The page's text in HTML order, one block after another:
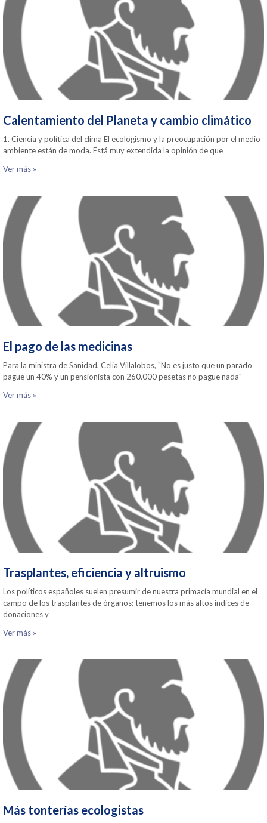
Calentamiento del Planeta y cambio climático
1. Ciencia y política del clima El ecologismo y la preocupación por el medio
ambiente están de moda. Está muy extendida la opinión de que
Ver más »
El pago de las medicinas
Para la ministra de Sanidad, Celia Villalobos, "No es justo que un parado
pague un 40% y un pensionista con 260.000 pesetas no pague nada"
Ver más »
Trasplantes, eficiencia y altruismo
Los políticos españoles suelen presumir de nuestra primacía mundial en el
campo de los trasplantes de órganos: tenemos los más altos índices de
donaciones y
Ver más »
Más tonterías ecologistas